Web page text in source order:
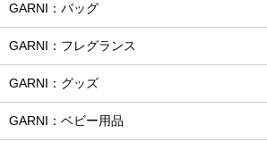
GARNI：バッグ
GARNI：フレグランス
GARNI：グッズ
GARNI：ベビー用品